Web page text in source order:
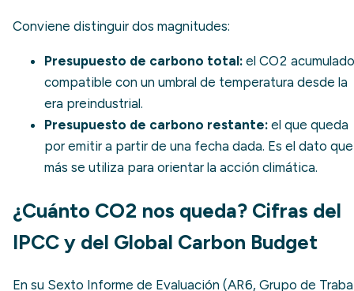
Conviene distinguir dos magnitudes:
Presupuesto de carbono total: el CO2 acumulado
compatible con un umbral de temperatura desde la
era preindustrial.
Presupuesto de carbono restante: el que queda
por emitir a partir de una fecha dada. Es el dato que
más se utiliza para orientar la acción climática.
¿Cuánto CO2 nos queda? Cifras del
IPCC y del Global Carbon Budget
En su Sexto Informe de Evaluación (AR6, Grupo de